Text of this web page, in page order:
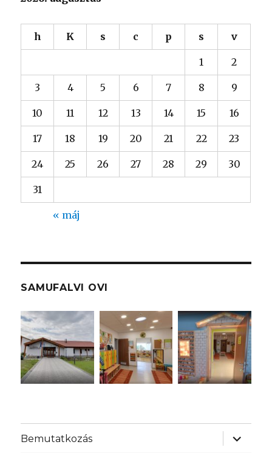
h K s c p s v
1 2
3 4 5 6 7 8 9
10 11 12 13 14 15 16
17 18 19 20 21 22 23
24 25 26 27 28 29 30
31
« máj
SAMUFALVI OVI
Bemutatkozás
almenü